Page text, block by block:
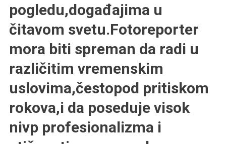
pogledu,događajima u
čitavom svetu.Fotoreporter
mora biti spreman da radi u
različitim vremenskim
uslovima,čestopod pritiskom
rokova,i da poseduje visok
nivp profesionalizma i